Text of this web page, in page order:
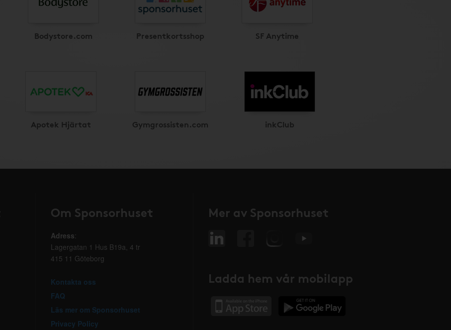
Bodystore.com Presentkortsshop SF Anytime
Apotek Hjärtat Gymgrossisten.com inkClub
Om Sponsorhuset
Adress:
Lagergatan 1 Hus B19a, 4 tr
415 11 Göteborg
Kontakta oss
FAQ
Läs mer om Sponsorhuset
Privacy Policy
Mer av Sponsorhuset
Ladda hem vår mobilapp